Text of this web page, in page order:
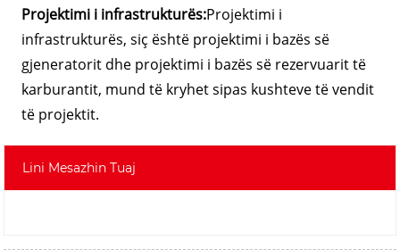
Projektimi i infrastrukturës:Projektimi i
infrastrukturës, siç është projektimi i bazës së
gjeneratorit dhe projektimi i bazës së rezervuarit të
karburantit, mund të kryhet sipas kushteve të vendit
të projektit.
Lini Mesazhin Tuaj